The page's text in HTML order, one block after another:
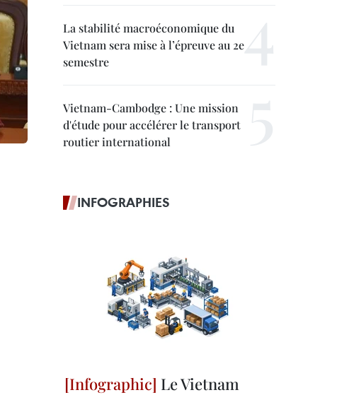
La stabilité macroéconomique du
Vietnam sera mise à l’épreuve au 2e
semestre
Vietnam-Cambodge : Une mission
d'étude pour accélérer le transport
routier international
INFOGRAPHIES
Le Vietnam